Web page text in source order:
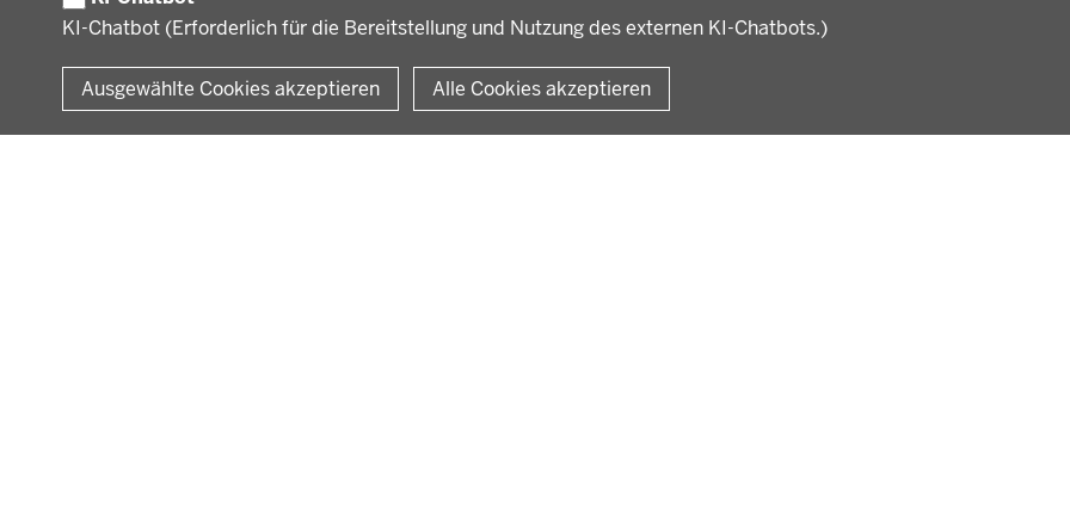
KI-Chatbot (Erforderlich für die Bereitstellung und Nutzung des externen KI-Chatbots.)
Ausgewählte Cookies akzeptieren Alle Cookies akzeptieren